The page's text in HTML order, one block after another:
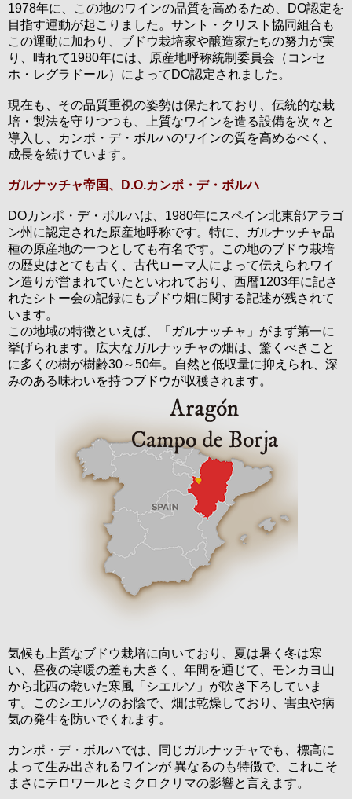
1978年に、この地のワインの品質を高めるため、DO認定を
目指す運動が起こりました。サント・クリスト協同組合も
この運動に加わり、ブドウ栽培家や醸造家たちの努力が実
り、晴れて1980年には、原産地呼称統制委員会（コンセ
ホ・レグラドール）によってDO認定されました。
現在も、その品質重視の姿勢は保たれており、伝統的な栽
培・製法を守りつつも、上質なワインを造る設備を次々と
導入し、カンポ・デ・ボルハのワインの質を高めるべく、
成長を続けています。
ガルナッチャ帝国、D.O.カンポ・デ・ボルハ
DOカンポ・デ・ボルハは、1980年にスペイン北東部アラゴ
ン州に認定された原産地呼称です。特に、ガルナッチャ品
種の原産地の一つとしても有名です。この地のブドウ栽培
の歴史はとても古く、古代ローマ人によって伝えられワイ
ン造りが営まれていたといわれており、西暦1203年に記さ
れたシトー会の記録にもブドウ畑に関する記述が残されて
います。
この地域の特徴といえば、「ガルナッチャ」がまず第一に
挙げられます。広大なガルナッチャの畑は、驚くべきこと
に多くの樹が樹齢30～50年。自然と低収量に抑えられ、深
みのある味わいを持つブドウが収穫されます。
気候も上質なブドウ栽培に向いており、夏は暑く冬は寒
い、昼夜の寒暖の差も大きく、年間を通じて、モンカヨ山
から北西の乾いた寒風「シエルソ」が吹き下ろしていま
す。このシエルソのお陰で、畑は乾燥しており、害虫や病
気の発生を防いでくれます。
カンポ・デ・ボルハでは、同じガルナッチャでも、標高に
よって生み出されるワインが 異なるのも特徴で、これこそ
まさにテロワールとミクロクリマの影響と言えます。